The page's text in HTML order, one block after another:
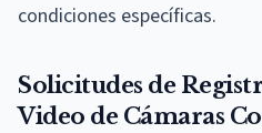
condiciones específicas.
Solicitudes de
Video de Cámaras